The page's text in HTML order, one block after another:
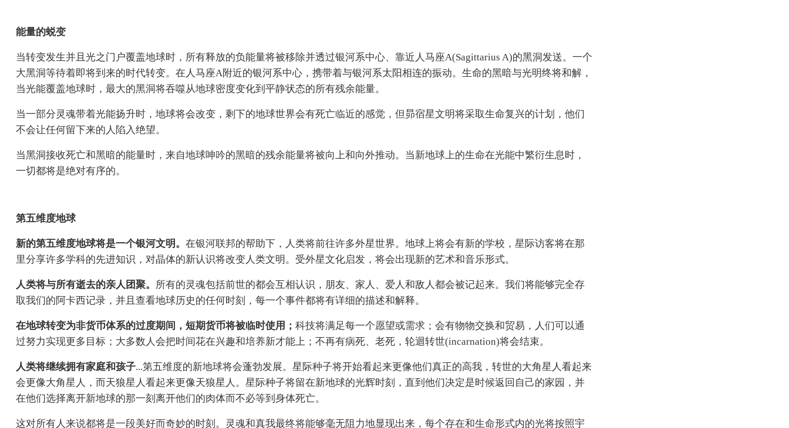
能量的蜕变
当转变发生并且光之门户覆盖地球时，所有释放的负能量将被移除并透过银河系中心、靠近人马座A(Sagittarius A)的黑洞发送。一个
大黑洞等待着即将到来的时代转变。在人马座A附近的银河系中心，携带着与银河系太阳相连的振动。生命的黑暗与光明终将和解，
当光能覆盖地球时，最大的黑洞将吞噬从地球密度变化到平静状态的所有残余能量。
当一部分灵魂带着光能扬升时，地球将会改变，剩下的地球世界会有死亡临近的感觉，但昴宿星文明将采取生命复兴的计划，他们
不会让任何留下来的人陷入绝望。
当黑洞接收死亡和黑暗的能量时，来自地球呻吟的黑暗的残余能量将被向上和向外推动。当新地球上的生命在光能中繁衍生息时，
一切都将是绝对有序的。
第五维度地球
新的第五维度地球将是一个银河文明。 在银河联邦的帮助下，人类将前往许多外星世界。地球上将会有新的学校，星际访客将在那
里分享许多学科的先进知识，对晶体的新认识将改变人类文明。受外星文化启发，将会出现新的艺术和音乐形式。
人类将与所有逝去的亲人团聚。 所有的灵魂包括前世的都会互相认识，朋友、家人、爱人和敌人都会被记起来。我们将能够完全存
取我们的阿卡西记录，并且查看地球历史的任何时刻，每一个事件都将有详细的描述和解释。
在地球转变为非货币体系的过度期间，短期货币将被临时使用； 科技将满足每一个愿望或需求；会有物物交换和贸易，人们可以通
过努力实现更多目标；大多数人会把时间花在兴趣和培养新才能上；不再有病死、老死，轮迴转世(incarnation)将会结束。
人类将继续拥有家庭和孩子...第五维度的新地球将会蓬勃发展。星际种子将开始看起来更像他们真正的高我，转世的大角星人看起来
会更像大角星人，而天狼星人看起来更像天狼星人。星际种子将留在新地球的光辉时刻，直到他们决定是时候返回自己的家园，并
在他们选择离开新地球的那一刻离开他们的肉体而不必等到身体死亡。
这对所有人来说都将是一段美好而奇妙的时刻。灵魂和真我最终将能够毫无阻力地显现出来，每个存在和生命形式内的光将按照宇